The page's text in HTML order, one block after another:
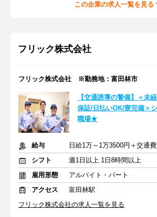
この企業の求人一覧を見る
フリック株式会社
フリック株式会社 ※勤務地：富田林市
【交通誘導の警備】＜未
保証/日払いOK/寮完備＞
職場★
給与
日給1万～1万3500円＋交通
シフト
週1日以上 1日8時間以上
雇用形態
アルバイト・パート
アクセス
富田林駅
フリック株式会社の求人一覧を見る